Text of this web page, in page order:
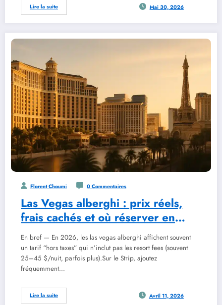
Lire la suite Mai 30, 2026
Florent Choumi 0 Commentaires
Las Vegas alberghi : prix réels,
frais cachés et où réserver en
2026
En bref — En 2026, les las vegas alberghi affichent souvent
un tarif “hors taxes” qui n’inclut pas les resort fees (souvent
25–45 $/nuit, parfois plus).Sur le Strip, ajoutez
fréquemment…
Lire la suite Avril 11, 2026